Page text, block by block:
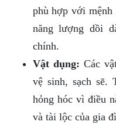
phù hợp với
năng lượng dồi
chính.
Vật dụng: Các
vệ sinh, sạch sẽ.
hỏng hóc vì điều
và tài lộc của gia